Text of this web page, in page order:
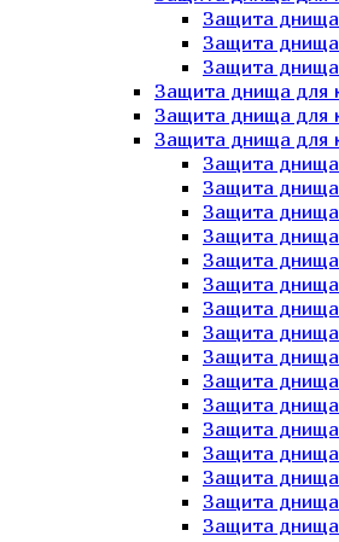
Защита днища
Защита днища
Защита днища
Защита днища для
Защита днища для
Защита днища для
Защита днища
Защита днища
Защита днища
Защита
Защита днища
Защита днища
Защита днища
Защита днища
Защита днища
Защита днища
Защита днища
Защита днища
Защита днища
Защита днища
Защита днища
Защита днища